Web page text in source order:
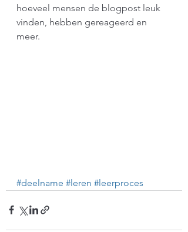
hoeveel mensen de blogpost leuk
vinden, hebben gereageerd en
meer.
#deelname #leren #leerproces